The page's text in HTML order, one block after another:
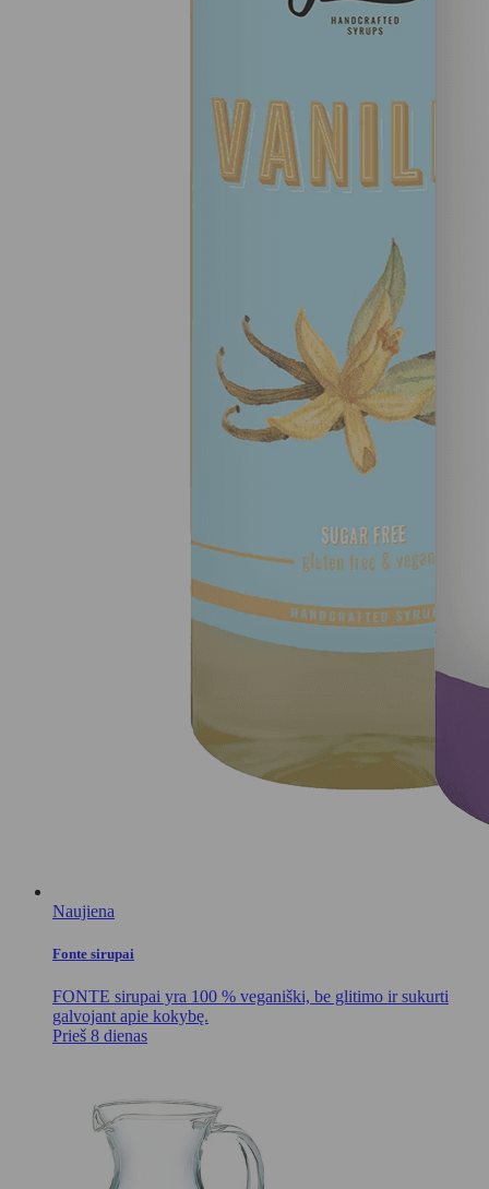
Naujiena
Fonte sirupai
FONTE sirupai yra 100 % veganiški, be glitimo ir sukurti
galvojant apie kokybę.
Prieš 8 dienas